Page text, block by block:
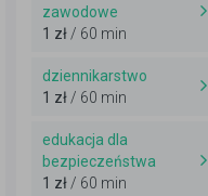
zawodowe
1 zł / 60 min
dziennikarstwo
1 zł / 60 min
edukacja dla
bezpieczeństwa
1 zł / 60 min